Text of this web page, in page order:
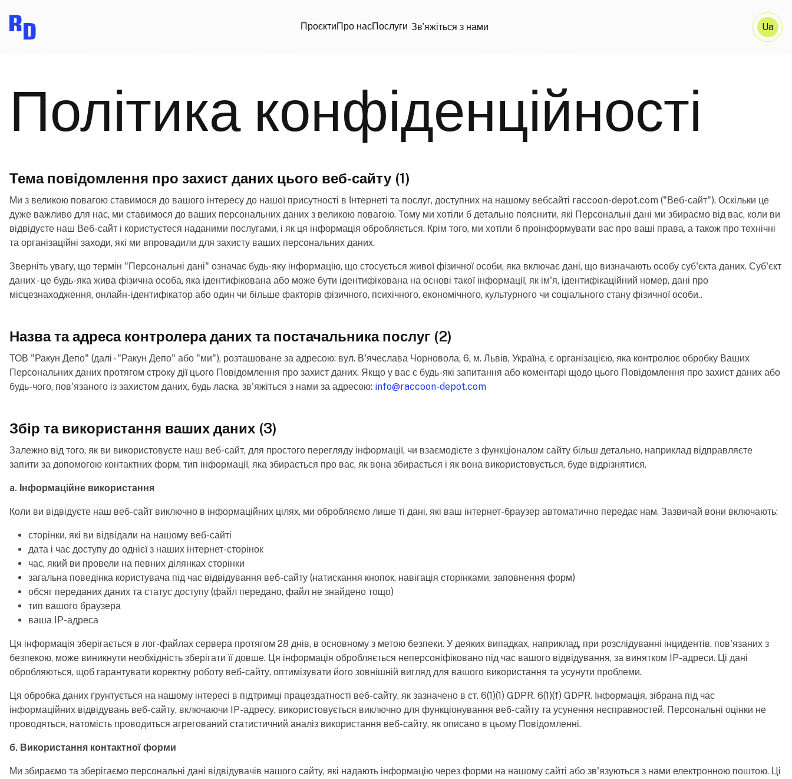
ПроєктиПро насПослуги Звʼяжіться з нами Ua
Політика конфіденційності
Тема повідомлення про захист даних цього веб-сайту (1)
Ми з великою повагою ставимося до вашого інтересу до нашої присутності в Інтернеті та послуг, доступних на нашому вебсайті raccoon-depot.com ("Веб-сайт"). Оскільки це
дуже важливо для нас, ми ставимося до ваших персональних даних з великою повагою. Тому ми хотіли б детально пояснити, які Персональні дані ми збираємо від вас, коли ви
відвідуєте наш Веб-сайт і користуєтеся наданими послугами, і як ця інформація обробляється. Крім того, ми хотіли б проінформувати вас про ваші права, а також про технічні
та організаційні заходи, які ми впровадили для захисту ваших персональних даних.
Зверніть увагу, що термін "Персональні дані" означає будь-яку інформацію, що стосується живої фізичної особи, яка включає дані, що визначають особу суб'єкта даних. Суб'єкт
даних - це будь-яка жива фізична особа, яка ідентифікована або може бути ідентифікована на основі такої інформації, як ім'я, ідентифікаційний номер, дані про
місцезнаходження, онлайн-ідентифікатор або один чи більше факторів фізичного, психічного, економічного, культурного чи соціального стану фізичної особи..
Назва та адреса контролера даних та постачальника послуг (2)
ТОВ "Ракун Депо" (далі - "Ракун Депо" або "ми"), розташоване за адресою: вул. В'ячеслава Чорновола, 6, м. Львів, Україна, є організацією, яка контролює обробку Ваших
Персональних даних протягом строку дії цього Повідомлення про захист даних. Якщо у вас є будь-які запитання або коментарі щодо цього Повідомлення про захист даних або
будь-чого, пов'язаного із захистом даних, будь ласка, зв'яжіться з нами за адресою: info@raccoon-depot.com
Збір та використання ваших даних (3)
Залежно від того, як ви використовуєте наш веб-сайт, для простого перегляду інформації, чи взаємодієте з функціоналом сайту більш детально, наприклад відправляєте
запити за допомогою контактних форм, тип інформації, яка збирається про вас, як вона збирається і як вона використовується, буде відрізнятися.
a. Інформаційне використання
Коли ви відвідуєте наш веб-сайт виключно в інформаційних цілях, ми обробляємо лише ті дані, які ваш інтернет-браузер автоматично передає нам. Зазвичай вони включають:
сторінки, які ви відвідали на нашому веб-сайті
дата і час доступу до однієї з наших інтернет-сторінок
час, який ви провели на певних ділянках сторінки
загальна поведінка користувача під час відвідування веб-сайту (натискання кнопок, навігація сторінками, заповнення форм)
обсяг переданих даних та статус доступу (файл передано, файл не знайдено тощо)
тип вашого браузера
ваша IP-адреса
Ця інформація зберігається в лог-файлах сервера протягом 28 днів, в основному з метою безпеки. У деяких випадках, наприклад, при розслідуванні інцидентів, пов'язаних з
безпекою, може виникнути необхідність зберігати її довше. Ця інформація обробляється неперсоніфіковано під час вашого відвідування, за винятком IP-адреси. Ці дані
обробляються, щоб гарантувати коректну роботу веб-сайту, оптимізувати його зовнішній вигляд для вашого використання та усунути проблеми.
Ця обробка даних ґрунтується на нашому інтересі в підтримці працездатності веб-сайту, як зазначено в ст. 6(1)(1) GDPR. 6(1)(f) GDPR. Інформація, зібрана під час
інформаційних відвідувань веб-сайту, включаючи IP-адресу, використовується виключно для функціонування веб-сайту та усунення несправностей. Персональні оцінки не
проводяться, натомість проводиться агрегований статистичний аналіз використання веб-сайту, як описано в цьому Повідомленні.
б. Використання контактної форми
Ми збираємо та зберігаємо персональні дані відвідувачів нашого сайту, які надають інформацію через форми на нашому сайті або зв'язуються з нами електронною поштою. Ці